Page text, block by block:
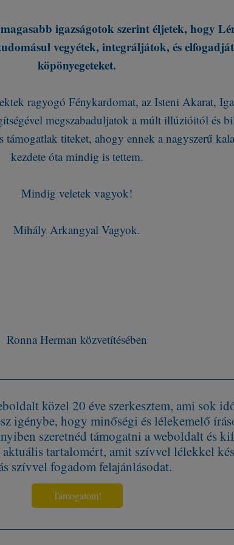
igazságotok szerint éljetek, hogy
vegyétek, integráljátok, és
köpönyegeteket.
ragyogó Fénykardomat, az Isteni Akarat,
megszabaduljatok a múlt illúzióitól és
támogatlak titeket, ahogy ennek a nagyszerű
kezdete óta mindig is tettem.
Mindig veletek vagyok!
Mihály Arkangyal Vagyok.
Ronna Herman közvetítésében
közel 20 éve szerkesztem, ami sok
igénybe, hogy minőségi és lélekemelő
szeretnéd támogatni a weboldalt és
aktuális tartalomért, amit szívvel lélekkel
szívvel fogadom felajánlásodat.
Támogatom!